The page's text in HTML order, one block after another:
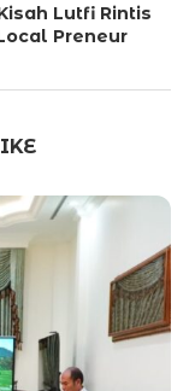
Lutfi Rintis
Preneur